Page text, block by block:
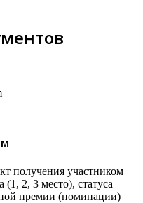
получения участником
(1, 2, 3 место), статуса
премии (номинации)